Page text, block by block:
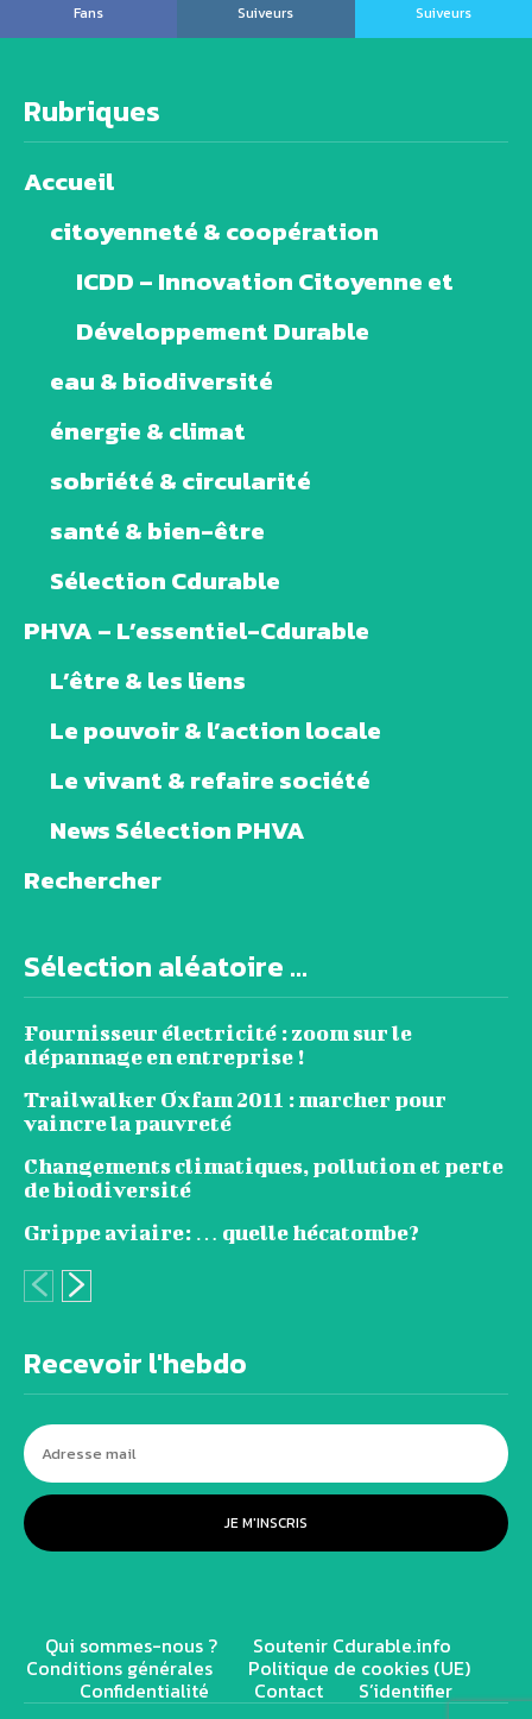
Fans
Suiveurs
Suiveurs
Rubriques
Accueil
citoyenneté & coopération
ICDD – Innovation Citoyenne et
Développement Durable
eau & biodiversité
énergie & climat
sobriété & circularité
santé & bien-être
Sélection Cdurable
PHVA – L’essentiel-Cdurable
L’être & les liens
Le pouvoir & l’action locale
Le vivant & refaire société
News Sélection PHVA
Rechercher
Sélection aléatoire ...
Fournisseur électricité : zoom sur le
dépannage en entreprise !
Trailwalker Oxfam 2011 : marcher pour
vaincre la pauvreté
Changements climatiques, pollution et perte
de biodiversité
Grippe aviaire: … quelle hécatombe?
Recevoir l'hebdo
JE M'INSCRIS
Qui sommes-nous ? Soutenir Cdurable.info
Conditions générales Politique de cookies (UE)
Confidentialité Contact S’identifier